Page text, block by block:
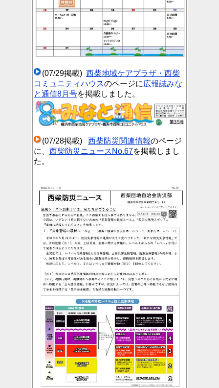
(07/29掲載) 西柴地域ケアプラザ・西柴
コミュニティハウスのページに 広報誌みな
と通信8月号を掲載しました。
(07/28掲載) 西柴防災関連情報のページ
に、 西柴防災ニュースNo.67を掲載しまし
た。